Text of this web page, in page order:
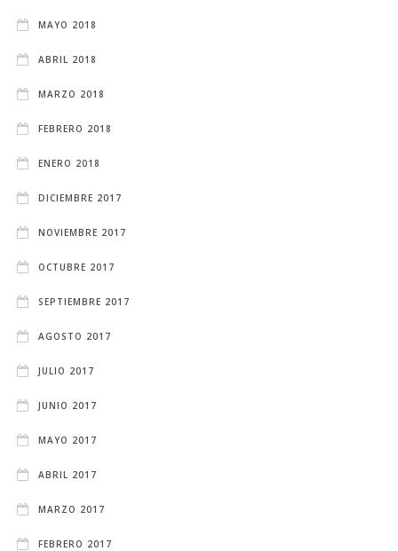
MAYO 2018
ABRIL 2018
MARZO 2018
FEBRERO 2018
ENERO 2018
DICIEMBRE 2017
NOVIEMBRE 2017
OCTUBRE 2017
SEPTIEMBRE 2017
AGOSTO 2017
JULIO 2017
JUNIO 2017
MAYO 2017
ABRIL 2017
MARZO 2017
FEBRERO 2017